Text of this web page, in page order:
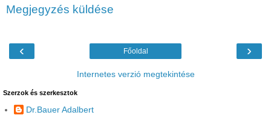
Megjegyzés küldése
‹ ›
Főoldal
Internetes verzió megtekintése
Szerzok és szerkesztok
Dr.Bauer Adalbert